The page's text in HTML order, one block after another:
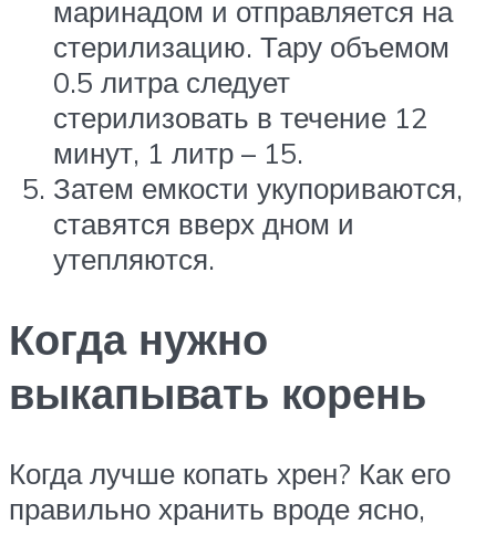
маринадом и отправляется на
стерилизацию. Тару объемом
0.5 литра следует
стерилизовать в течение 12
минут, 1 литр – 15.
Затем емкости укупориваются,
ставятся вверх дном и
утепляются.
Когда нужно
выкапывать корень
Когда лучше копать хрен? Как его
правильно хранить вроде ясно,